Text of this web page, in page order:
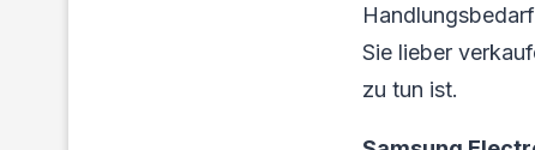
Sie lieber
zu tun ist.